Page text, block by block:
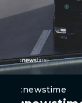
:newstime